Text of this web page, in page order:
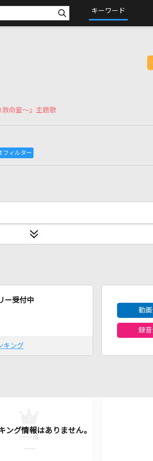
キーワード
救命室～』主題歌
ー受付中
キング
動
録音
---- 点
----